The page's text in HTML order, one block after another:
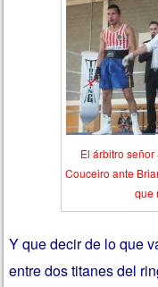
El árbitro
Couceiro ante
que
Y que decir de lo que
entre dos titanes del